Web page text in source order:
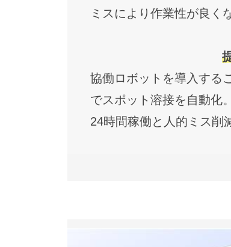
ミスにより作業性が良く
協働ロボットを導入する
でスポット溶接を自動化。
24時間稼働と人的ミス削